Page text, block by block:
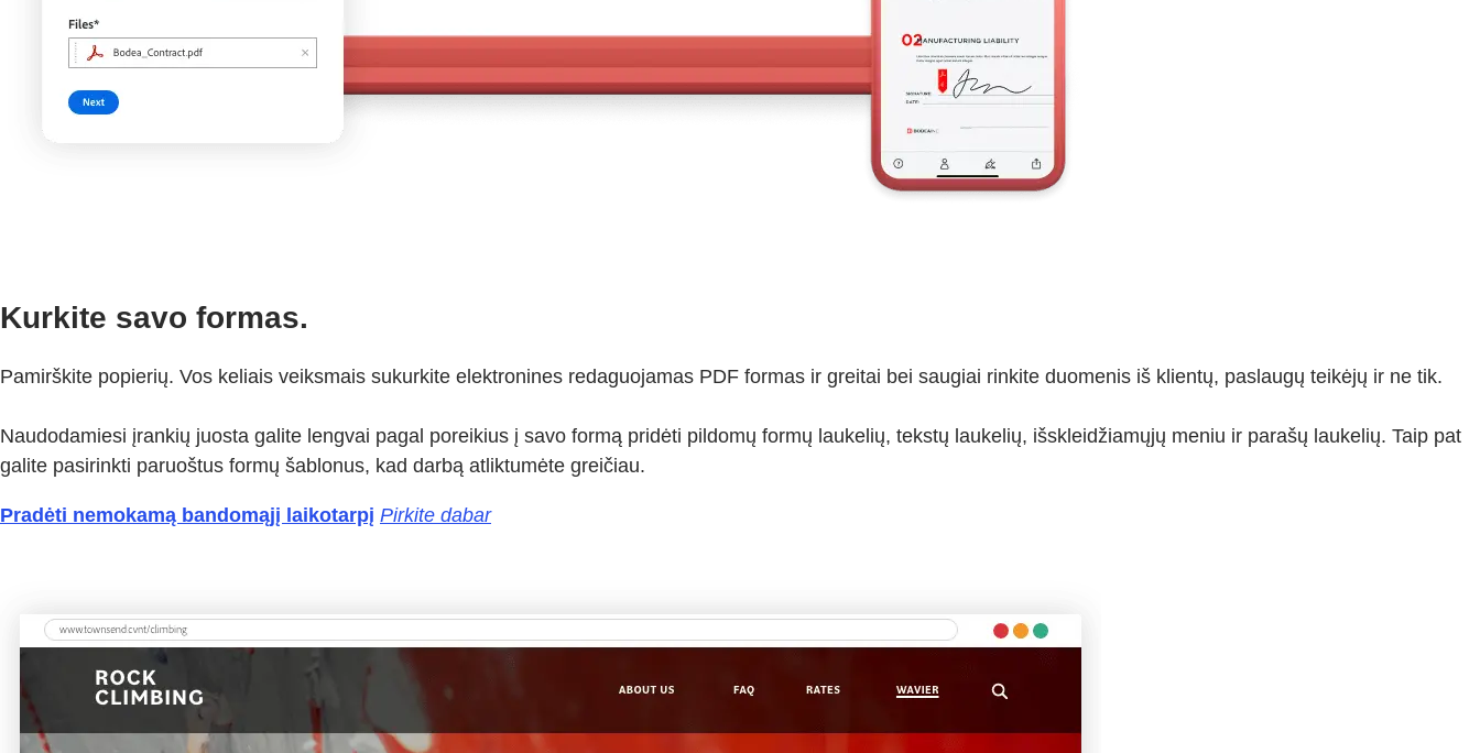
Kurkite savo formas.
Pamirškite popierių. Vos keliais veiksmais sukurkite elektronines redaguojamas PDF formas ir greitai bei saugiai rinkite duomenis iš klientų, paslaugų teikėjų ir ne tik.
Naudodamiesi įrankių juosta galite lengvai pagal poreikius į savo formą pridėti pildomų formų laukelių, tekstų laukelių, išskleidžiamųjų meniu ir parašų laukelių. Taip pat
galite pasirinkti paruoštus formų šablonus, kad darbą atliktumėte greičiau.
Pradėti nemokamą bandomąjį laikotarpį Pirkite dabar